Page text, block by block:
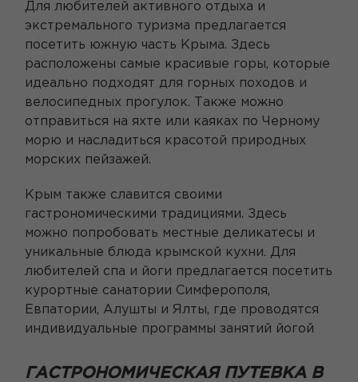
Для любителей активного отдыха и
экстремального туризма предлагается
посетить южную часть Крыма. Здесь
расположены самые красивые горы, которые
идеально подходят для горных походов и
велосипедных прогулок. Также можно
отправиться на яхте или каяках по Черному
морю и насладиться красотой природных
морских пейзажей.
Крым также славится своими
гастрономическими традициями. Здесь
можно попробовать местные деликатесы и
уникальные блюда крымской кухни. Для
любителей спа и йоги предлагается посетить
курортные санатории Симферополя,
Евпатории, Алушты и Ялты, где проводятся
индивидуальные программы занятий йогой
ГАСТРОНОМИЧЕСКАЯ ПУТЕВКА В